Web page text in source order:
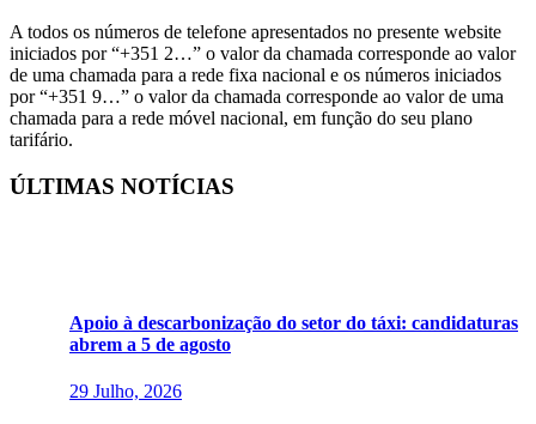
A todos os números de telefone apresentados no presente website
iniciados por “+351 2…” o valor da chamada corresponde ao valor
de uma chamada para a rede fixa nacional e os números iniciados
por “+351 9…” o valor da chamada corresponde ao valor de uma
chamada para a rede móvel nacional, em função do seu plano
tarifário.
ÚLTIMAS NOTÍCIAS
Apoio à descarbonização do setor do táxi: candidaturas
abrem a 5 de agosto
29 Julho, 2026